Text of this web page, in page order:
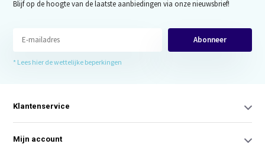
Blijf op de hoogte van de laatste aanbiedingen via onze nieuwsbrief!
Abonneer
* Lees hier de wettelijke beperkingen
Klantenservice
Mijn account